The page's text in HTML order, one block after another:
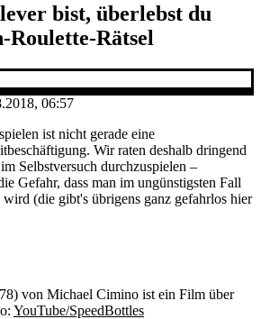
bist, überlebst du
Roulette-Rätsel
06:57
ist nicht gerade eine
Wir raten deshalb dringend
Selbstversuch durchzuspielen –
Gefahr, dass man im ungünstigsten Fall
(die gibt's übrigens ganz gefahrlos hier
von Michael Cimino ist ein Film über
YouTube/SpeedBottles